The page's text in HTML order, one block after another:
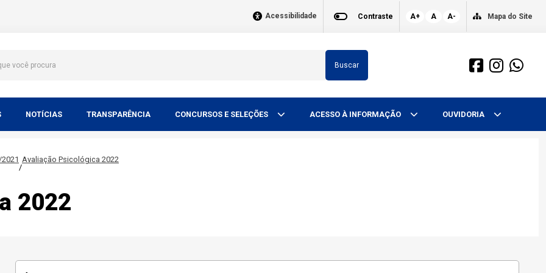
Acessibilidade Contraste A+ A A- Mapa do Site
Buscar
NOTÍCIAS TRANSPARÊNCIA CONCURSOS E SELEÇÕES ACESSO À INFORMAÇÃO OUVIDORIA
/
Avaliação Psicológica 2022
2022